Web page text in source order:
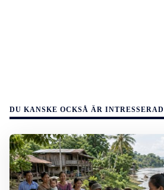
DU KANSKE OCKSÅ ÄR